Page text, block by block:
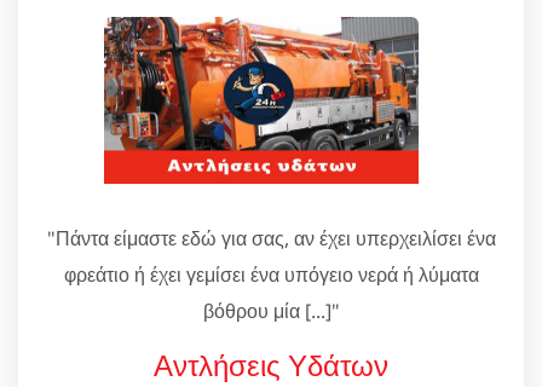
"Πάντα είμαστε εδώ για σας, αν έχει υπερχειλίσει ένα
φρεάτιο ή έχει γεμίσει ένα υπόγειο νερά ή λύματα
βόθρου μία [...]"
Αντλήσεις Υδάτων